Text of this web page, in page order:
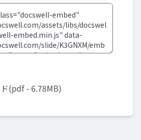
(pdf - 6.78MB)